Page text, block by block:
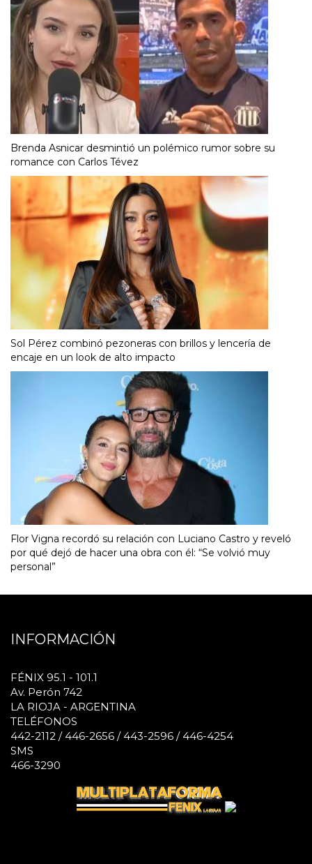
Brenda Asnicar desmintió un polémico rumor sobre su
romance con Carlos Tévez
Sol Pérez combinó pezoneras con brillos y lencería de
encaje en un look de alto impacto
Flor Vigna recordó su relación con Luciano Castro y reveló
por qué dejó de hacer una obra con él: “Se volvió muy
personal”
INFORMACIÓN
FÉNIX 95.1 - 101.1
Av. Perón 742
LA RIOJA - ARGENTINA
TELÉFONOS
442-2112 / 446-2656 / 443-2596 / 446-4254
SMS
466-3290